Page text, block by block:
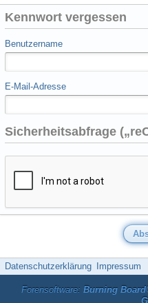
Kennwort vergessen
Benutzername
E-Mail-Adresse
Sicherheitsabfrage
Datenschutzerklärung Impressum
Forensoftware: Burning